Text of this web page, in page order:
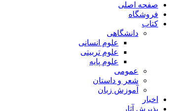
صفحه اصلی
فروشگاه
کتاب
دانشگاهی
علوم انسانی
علوم تربیتی
علوم پایه
عمومی
شعر و داستان
آموزش زبان
اخبار
پذیرش آثار